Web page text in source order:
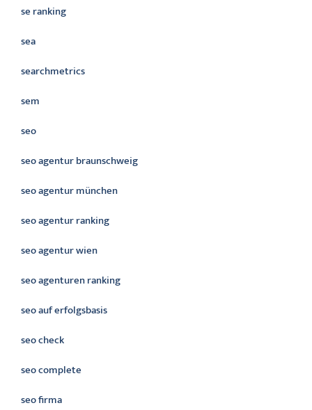
se ranking
sea
searchmetrics
sem
seo
seo agentur braunschweig
seo agentur münchen
seo agentur ranking
seo agentur wien
seo agenturen ranking
seo auf erfolgsbasis
seo check
seo complete
seo firma